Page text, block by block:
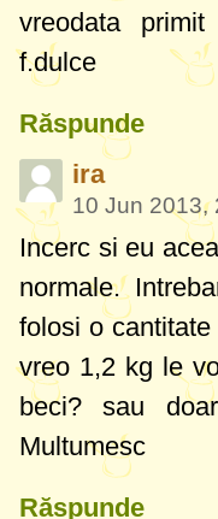
vreodata
f.dulce
Răspunde
ira
10 Jun 2013,
Incerc si eu
normale.
folosi o
vreo 1,2 kg le
beci? sau
Multumesc
Răspunde